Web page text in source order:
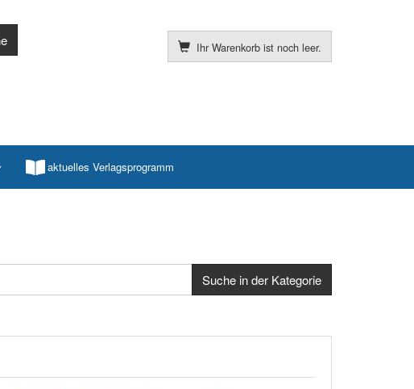
Ihr Warenkorb ist noch leer.
aktuelles Verlagsprogramm